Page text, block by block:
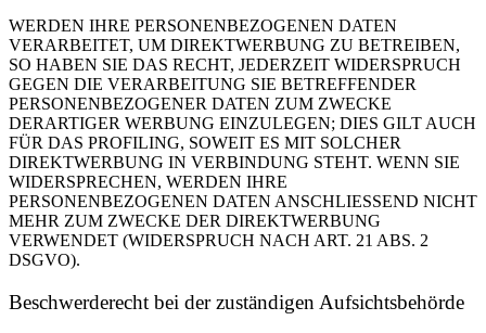
WERDEN IHRE PERSONENBEZOGENEN DATEN
VERARBEITET, UM DIREKTWERBUNG ZU BETREIBEN,
SO HABEN SIE DAS RECHT, JEDERZEIT WIDERSPRUCH
GEGEN DIE VERARBEITUNG SIE BETREFFENDER
PERSONENBEZOGENER DATEN ZUM ZWECKE
DERARTIGER WERBUNG EINZULEGEN; DIES GILT AUCH
FÜR DAS PROFILING, SOWEIT ES MIT SOLCHER
DIREKTWERBUNG IN VERBINDUNG STEHT. WENN SIE
WIDERSPRECHEN, WERDEN IHRE
PERSONENBEZOGENEN DATEN ANSCHLIESSEND NICHT
MEHR ZUM ZWECKE DER DIREKTWERBUNG
VERWENDET (WIDERSPRUCH NACH ART. 21 ABS. 2
DSGVO).
Beschwerde­recht bei der zuständigen Aufsichts­behörde